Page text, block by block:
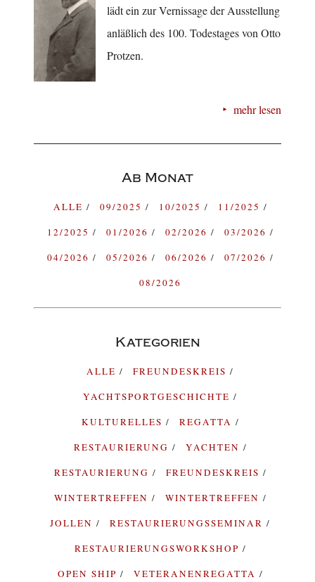
lädt ein zur Vernissage der Ausstellung
anläßlich des 100. Todestages von Otto
Protzen.
mehr lesen
Ab Monat
ALLE 09/2025 10/2025
11/2025
12/2025
01/2026 02/2026
03/2026
04/2026
05/2026 06/2026
07/2026
08/2026
Kategorien
ALLE
FREUNDESKREIS
YACHTSPORTGESCHICHTE
KULTURELLES
REGATTA
RESTAURIERUNG
YACHTEN
RESTAURIERUNG
FREUNDESKREIS
WINTERTREFFEN
WINTERTREFFEN
JOLLEN
RESTAURIERUNGSSEMINAR
RESTAURIERUNGSWORKSHOP
OPEN SHIP
VETERANENREGATTA